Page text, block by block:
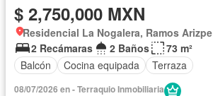
$ 2,750,000 MXN
Residencial La Nogalera, Ramos Arizpe
2 Recámaras
2 Baños
73 m²
Balcón
Cocina equipada Terraza
08/07/2026 en - Terraquio Inmobiliaria